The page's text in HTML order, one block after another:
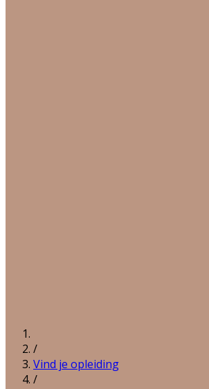
/
Vind je opleiding
/